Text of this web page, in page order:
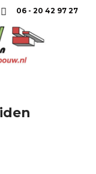
06 - 20 42 97 27